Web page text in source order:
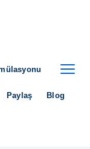
Paylaş Blog